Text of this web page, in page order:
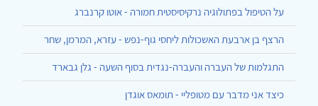
על הטיפול בפתולוגיה נרקיסיסטית חמורה - אוטו קרנברג
הרצף בן ארבעת האשכולות ליחסי גוף-נפש - עזרא, המרמן, שחר
התגלמות של העברה והעברה-נגדית בסוף השעה - גלן גבארד
כיצד אני מדבר עם מטופליי - תומאס אוגדן